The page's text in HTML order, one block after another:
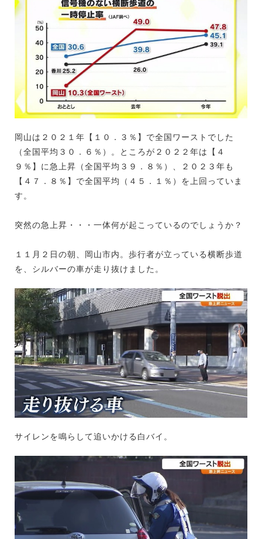
岡山は２０２１年【１０．３％】で全国ワーストでした
（全国平均３０．６％）。ところが２０２２年は【４
９％】に急上昇（全国平均３９．８％）、２０２３年も
【４７．８％】で全国平均（４５．１％）を上回っていま
す。
突然の急上昇・・・一体何が起こっているのでしょうか？
１１月２日の朝、岡山市内。歩行者が立っている横断歩道
を、シルバーの車が走り抜けました。
サイレンを鳴らして追いかける白バイ。